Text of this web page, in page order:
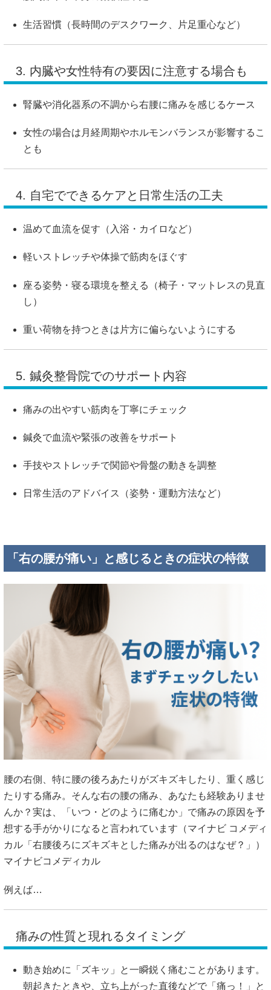
生活習慣（長時間のデスクワーク、片足重心など）
3. 内臓や女性特有の要因に注意する場合も
腎臓や消化器系の不調から右腰に痛みを感じるケース
女性の場合は月経周期やホルモンバランスが影響するこ
とも
4. 自宅でできるケアと日常生活の工夫
温めて血流を促す（入浴・カイロなど）
軽いストレッチや体操で筋肉をほぐす
座る姿勢・寝る環境を整える（椅子・マットレスの見直
し）
重い荷物を持つときは片方に偏らないようにする
5. 鍼灸整骨院でのサポート内容
痛みの出やすい筋肉を丁寧にチェック
鍼灸で血流や緊張の改善をサポート
手技やストレッチで関節や骨盤の動きを調整
日常生活のアドバイス（姿勢・運動方法など）
「右の腰が痛い」と感じるときの症状の特徴
腰の右側、特に腰の後ろあたりがズキズキしたり、重く感じ
たりする痛み。そんな右の腰の痛み、あなたも経験ありませ
んか？実は、「いつ・どのように痛むか」で痛みの原因を予
想する手がかりになると言われています（マイナビ コメディ
カル「右腰後ろにズキズキとした痛みが出るのはなぜ？」）
マイナビコメディカル
例えば…
痛みの性質と現れるタイミング
動き始めに「ズキッ」と一瞬鋭く痛むことがあります。
朝起きたときや、立ち上がった直後などで「痛っ！」と